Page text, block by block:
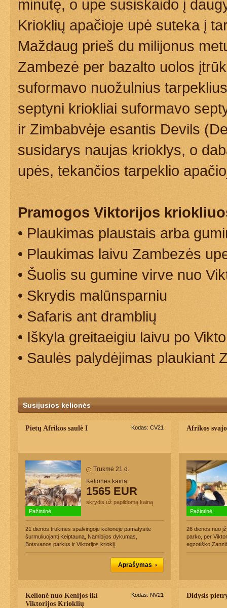
minutę, o upė susiskaido į
Krioklių apačioje upė suteka į
Maždaug prieš du milijonus
Zambezė per bazalto uolos
suformavo nuožulnius
septyni kriokliai suformavo
ir Zimbabvėje esantis Devils
susidarys naujas krioklys, o
upės, tekančios tarpeklio
Pramogos Viktorijos
• Plaukimas plaustais arba
• Plaukimas laivu Zambezės
• Šuolis su gumine virve nuo
• Skrydis malūnsparniu
• Safaris ant dramblių
• Iškyla greitaeigiu laivu po
• Saulės palydėjimas plaukiant
Susijusios kelionės
Pietų Afrikos saulė I Kodas: CV21
Pažintinė
Trukmė 21 d.
Kelionės kaina:
1565 EUR
skrydis už papildomą kainą
21 dienos trukmės spalvingoje kelionėje pamatysite
šurmuliuojantį Keiptauną, Namibijos dykumas,
Botsvanos parkus ir Viktorijos krioklį.
Aprašymas
Afrikos
Pažintinė
26 dienos nuo
parko, per
egzotiško
Kelionė nuo Kenijos iki
Viktorijos Krioklių
Kodas: NV21 Didysis